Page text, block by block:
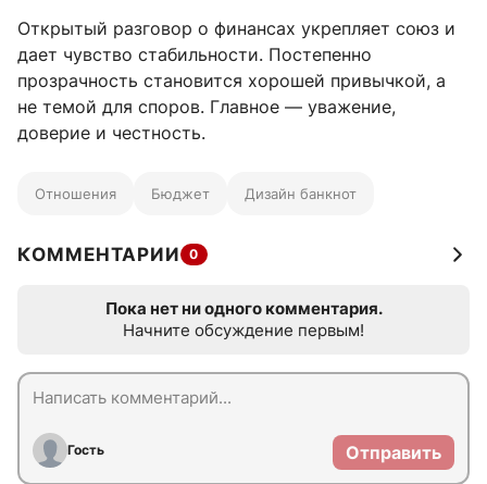
Открытый разговор о финансах укрепляет союз и
дает чувство стабильности. Постепенно
прозрачность становится хорошей привычкой, а
не темой для споров. Главное — уважение,
доверие и честность.
Отношения Бюджет Дизайн банкнот
КОММЕНТАРИИ 0
Пока нет ни одного комментария.
Начните обсуждение первым!
Гость Отправить